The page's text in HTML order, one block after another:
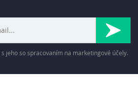
jeho so spracovaním na marketingové účely.